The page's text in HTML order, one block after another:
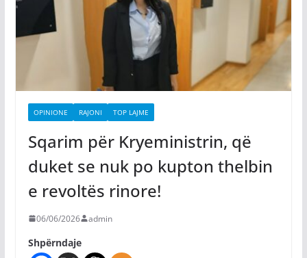
OPINIONE RAJONI TOP LAJME
Sqarim për Kryeministrin, që
duket se nuk po kupton thelbin
e revoltës rinore!
06/06/2026 admin
Shpërndaje